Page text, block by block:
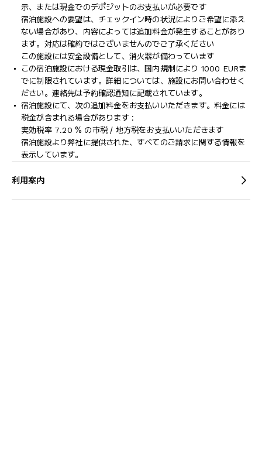
示、または現金でのデポジットのお支払いが必要です
宿泊施設への要望は、チェックイン時の状況によりご希望に添え
ない場合があり、内容によっては追加料金が発生することがあり
ます。対応は確約ではございませんのでご了承ください
この施設には安全設備として、消火器が備わっています
この宿泊施設における現金取引は、国内規制により 1000 EURま
でに制限されています。詳細については、施設にお問い合わせく
ださい。連絡先は予約確認通知に記載されています。
宿泊施設にて、次の追加料金をお支払いいただきます。料金には
税金が含まれる場合があります :
実効税率 7.20 % の市税 / 地方税をお支払いいただきます
宿泊施設より弊社に提供された、すべてのご請求に関する情報を
表示しています。
利用案内